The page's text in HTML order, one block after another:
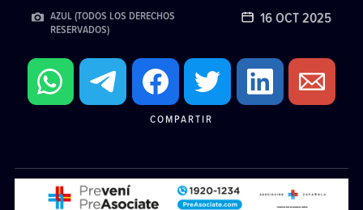
AZUL (TODOS LOS DERECHOS
RESERVADOS)
16 OCT 2025
COMPARTIR